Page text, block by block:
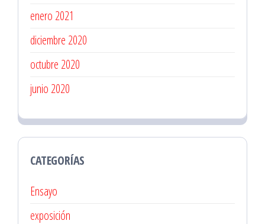
enero 2021
diciembre 2020
octubre 2020
junio 2020
CATEGORÍAS
Ensayo
exposición